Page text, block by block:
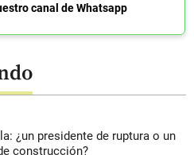
canal de Whatsapp
¿un presidente de ruptura o un
construcción?